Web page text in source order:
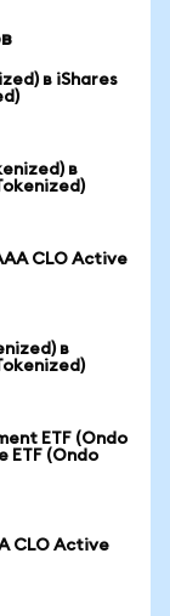
в iShares
в
CLO Active
в
ETF (Ondo
ETF (Ondo
CLO Active